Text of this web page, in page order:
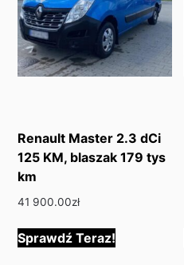
Renault Master 2.3 dCi
125 KM, blaszak 179 tys
km
41 900.00zł
Sprawdź Teraz!